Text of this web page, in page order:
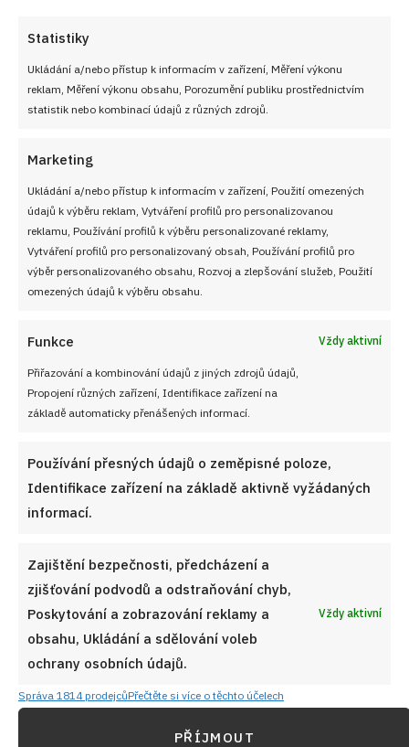
Statistiky
Ukládání a/nebo přístup k informacím v zařízení, Měření výkonu
reklam, Měření výkonu obsahu, Porozumění publiku prostřednictvím
statistik nebo kombinací údajů z různých zdrojů.
Marketing
Ukládání a/nebo přístup k informacím v zařízení, Použití omezených
údajů k výběru reklam, Vytváření profilů pro personalizovanou
reklamu, Používání profilů k výběru personalizované reklamy,
Vytváření profilů pro personalizovaný obsah, Používání profilů pro
výběr personalizovaného obsahu, Rozvoj a zlepšování služeb, Použití
omezených údajů k výběru obsahu.
Funkce Vždy aktivní
Přiřazování a kombinování údajů z jiných zdrojů údajů,
Propojení různých zařízení, Identifikace zařízení na
základě automaticky přenášených informací.
Používání přesných údajů o zeměpisné poloze,
Identifikace zařízení na základě aktivně vyžádaných
informací.
Zajištění bezpečnosti, předcházení a
zjišťování podvodů a odstraňování chyb,
Poskytování a zobrazování reklamy a
obsahu, Ukládání a sdělování voleb
ochrany osobních údajů.
Vždy aktivní
Správa 1814 prodejcůPřečtěte si více o těchto účelech
PŘÍJMOUT
PŘEDCHOZÍ RECEPT
Smažený patizón: Skvělá
trojobalu a těstíčku
DALŠÍ RECEPT
generace na generaci!
naprosto jedinečným